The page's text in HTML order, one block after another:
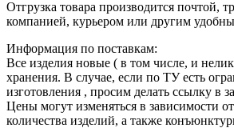
Отгрузка товара производится почтой,
компанией, курьером или другим
Информация по поставкам:
Все изделия новые ( в том числе, и
хранения. В случае, если по ТУ есть
изготовления , просим делать ссылку в
Цены могут изменяться в зависимости
количества изделий, а также